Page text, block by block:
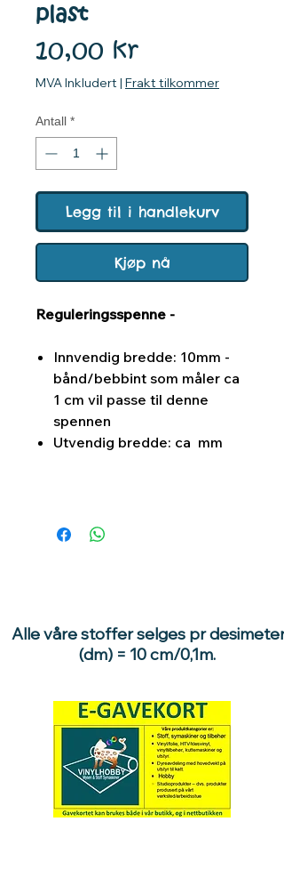
plast
10,00 krPris
MVA Inkludert | Frakt tilkommer
Antall *
Legg til i handlekurv
Kjøp nå
Reguleringsspenne -
Innvendig bredde: 10mm -
bånd/bebbint som måler ca
1 cm vil passe til denne
spennen
Utvendig bredde: ca mm
Alle våre stoffer selges pr desimeter
(dm) = 10 cm/0,1m.